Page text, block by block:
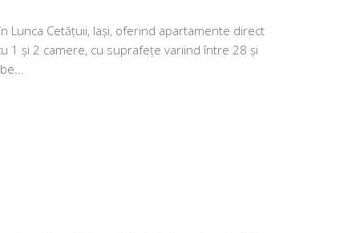
Cetățuii, Iași, oferind apartamente direct
1 și 2 camere, cu suprafețe variind între 28 și